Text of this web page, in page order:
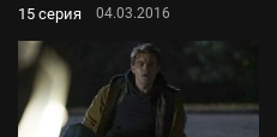
15 серия 04.03.2016